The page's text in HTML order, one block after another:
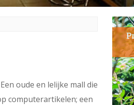
oude en lelijke mall die
computerartikelen; een